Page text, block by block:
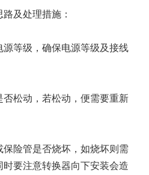
及处理措施：
等级，确保电源等级及接线
松动，若松动，便需要重新
险管是否烧坏，如烧坏则需
要注意转换器向下安装会造